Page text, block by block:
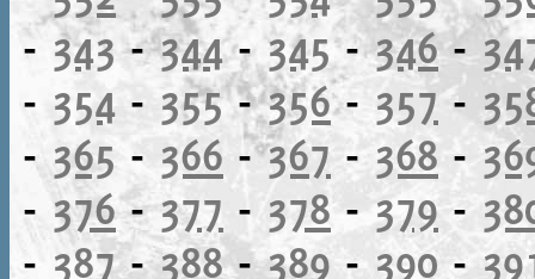
- 343-344-345-346-
- 354 - 355-356- 357-
- 365 - 366 -367- 368 -
- 376-377 - 378-379 -
- 387-388-389 - 390 -